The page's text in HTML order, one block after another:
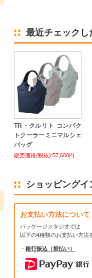
最近チェックし
TR・クルリト コンパク
トクーラーミニマルシェ
バッグ
販売価格(税抜):57,600円
ショッピング
お支払い方法について
パッケージスタジオでは
以下の4種類のお支払い方法
・ 銀行振込（前払い）